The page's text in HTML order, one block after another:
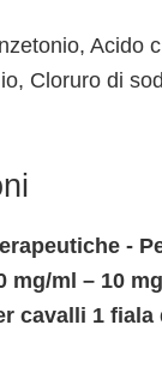
Acido
Cloruro di
-
mg/ml – 10
cavalli 1 fiala